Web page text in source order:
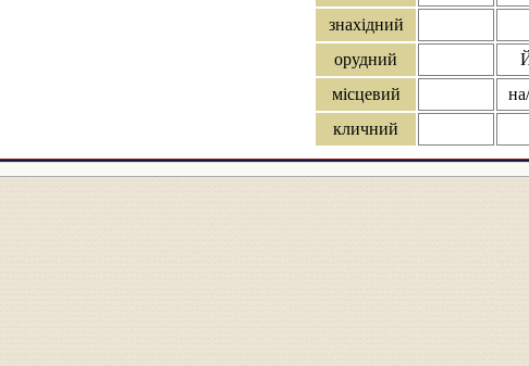
знахідний
орудний
місцевий
кличний